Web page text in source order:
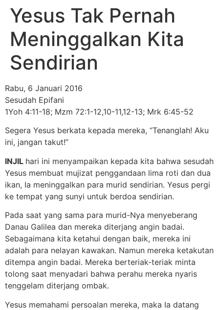
Yesus Tak Pernah
Meninggalkan Kita
Sendirian
Rabu, 6 Januari 2016
Sesudah Epifani
1Yoh 4:11-18; Mzm 72:1-12,10-11,12-13; Mrk 6:45-52
Segera Yesus berkata kepada mereka, “Tenanglah! Aku
ini, jangan takut!”
INJIL hari ini menyampaikan kepada kita bahwa sesudah
Yesus membuat mujizat penggandaan lima roti dan dua
ikan, Ia meninggalkan para murid sendirian. Yesus pergi
ke tempat yang sunyi untuk berdoa sendirian.
Pada saat yang sama para murid-Nya menyeberang
Danau Galilea dan mereka diterjang angin badai.
Sebagaimana kita ketahui dengan baik, mereka ini
adalah para nelayan kawakan. Namun mereka ketakutan
ditempa angin badai. Mereka berteriak-teriak minta
tolong saat menyadari bahwa perahu mereka nyaris
tenggelam diterjang ombak.
Yesus memahami persoalan mereka, maka Ia datang